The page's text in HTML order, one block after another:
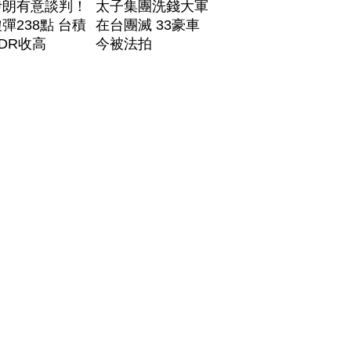
有意談判！
238點 台積
收高
太子集團洗錢大軍
在台團滅 33豪車
今被法拍